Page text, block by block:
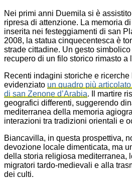
Nei primi anni Duemila si è
ripresa di attenzione. La memoria
inserita nei festeggiamenti di san
2008, la statua cinquecentesca è
strade cittadine. Un gesto simbolico
recupero di un filo storico rimasto a
Recenti indagini storiche e
evidenziato un quadro più
di san Zenone d’Arabia. Il martire
geografici differenti, suggerendo
mediterranea della memoria
interazioni tra tradizioni orientali e
Biancavilla, in questa prospettiva,
devozione locale dimenticata, ma
della storia religiosa mediterranea,
migratori tardo-medievali e alla
dei culti.